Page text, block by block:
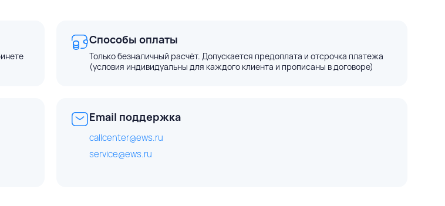
Способы оплаты
Только безналичный расчёт. Допускается предоплата и отсрочка платежа
(условия индивидуальны для каждого клиента и прописаны в договоре)
Email поддержка
callcenter@ews.ru
service@ews.ru